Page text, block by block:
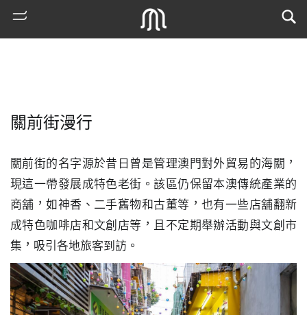
門
搜
索
古
地
關前街漫行
關前街的名字源於昔日曾是管理澳門對外貿易的海關，
現這一帶發展成特色老街。該區仍保留本澳傳統產業的
商舖，如神香、二手舊物和古董等，也有一些店舖翻新
成特色咖啡店和文創店等，且不定期舉辦活動與文創市
集，吸引各地旅客到訪。